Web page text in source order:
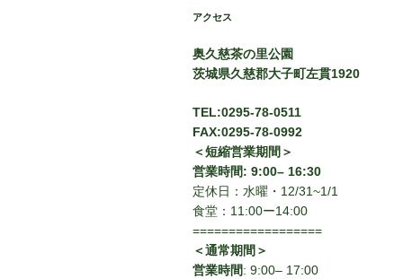
アクセス
奥久慈茶の里公園
茨城県久慈郡大子町左貫1920
TEL:0295-78-0511
FAX:0295-78-0992
＜短縮営業期間＞
営業時間: 9:00– 16:30
定休日：水曜・12/31~1/1
食堂：11:00ー14:00
==================
＜通常期間＞
営業時間: 9:00– 17:00